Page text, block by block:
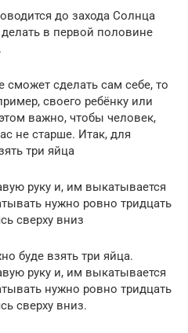
до захода Солнца
в первой половине
сделать сам себе, то
своего ребёнку или
важно, чтобы человек,
не старше. Итак, для
три яйца
руку и, им выкатывается
нужно ровно тридцать
сверху вниз
буде взять три яйца.
руку и, им выкатывается
нужно ровно тридцать
сверху вниз.